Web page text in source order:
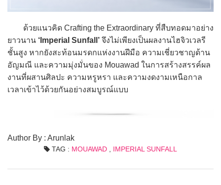
ด้วยแนวคิด Crafting the Extraordinary ที่สืบทอดมาอย่าง
ยาวนาน ‘Imperial Sunfall’ จึงไม่เพียงเป็นผลงานไฮจิวเวลรี
ชั้นสูง หากยังสะท้อนมรดกแห่งงานฝีมือ ความเชี่ยวชาญด้าน
อัญมณี และความมุ่งมั่นของ Mouawad ในการสร้างสรรค์ผล
งานที่ผสานศิลปะ ความหรูหรา และความงดงามเหนือกาล
เวลาเข้าไว้ด้วยกันอย่างสมบูรณ์แบบ
Author By : Arunlak
TAG : MOUAWAD IMPERIAL SUNFALL